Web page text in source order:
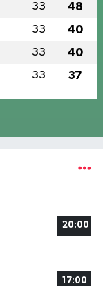
33 48
33 40
33 40
33 37
20:00
17:00